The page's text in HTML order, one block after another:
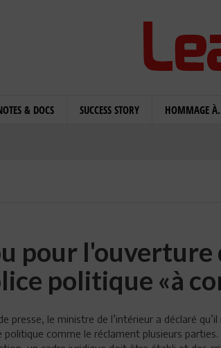
& DOCS SUCCESS STORY HOMMAGE
pour l'ouverture
politique «à
presse, le ministre de l’intérieur a déclaré
politique comme le réclament plusieurs